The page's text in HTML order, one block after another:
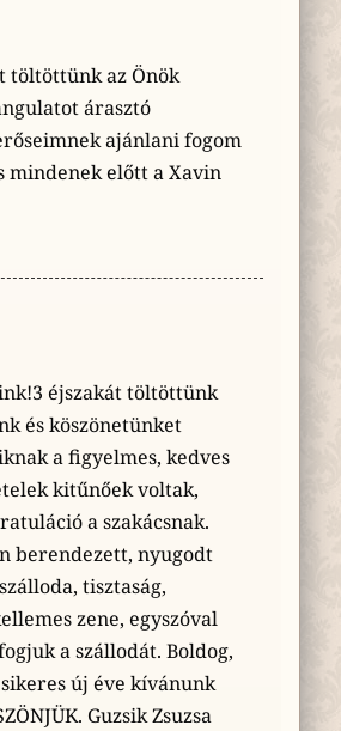
töltöttünk az Önök
árasztó
ajánlani fogom
mindenek előtt a Xavin
éjszakát töltöttünk
és köszönetünket
a figyelmes, kedves
kitűnőek voltak,
a szakácsnak.
berendezett, nyugodt
tisztaság,
zene, egyszóval
a szállodát. Boldog,
új éve kívánunk
Guzsik Zsuzsa